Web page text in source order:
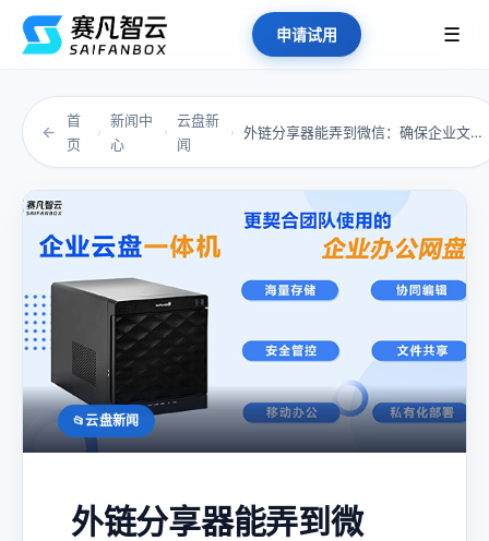
申请试用 ☰
←
首
页
›
新闻中
心
›
云盘新
闻
› 外链分享器能弄到微信：确保企业文件安全与高效...
云盘新闻
外链分享器能弄到微